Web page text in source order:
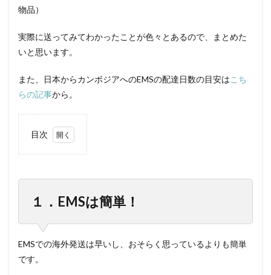
物品）
実際に送ってみてわかったことが色々とあるので、まとめた
いと思います。
また、日本からカンボジアへのEMSの配達日数の目安はこち
らの記事から。
目次
アへ
を送
みた
１．EMSは簡単！
EMSでの海外発送は早いし、おそらく思っているよりも簡単
です。